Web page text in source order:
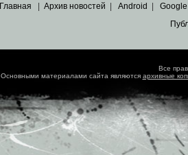
Главная Архив новостей Android Google
Все
Основными материалами сайта являются архивные